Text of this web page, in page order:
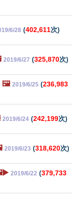
6/28 (402,611次)
2019/6/27 (325,870次)
🖼️ 2019/6/25 (236,983
2019/6/24 (242,199次)
2019/6/23 (318,620次)
2019/6/22 (379,733